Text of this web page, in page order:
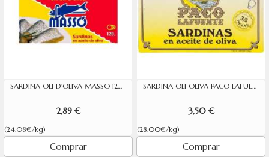
SARDINA OLI D'OLIVA MASSO 120G
2,89 €
(24.08€/kg)
Comprar
SARDINA OLI OLIVA PACO LAFUENTE 3/5P.125G
3,50 €
(28.00€/kg)
Comprar